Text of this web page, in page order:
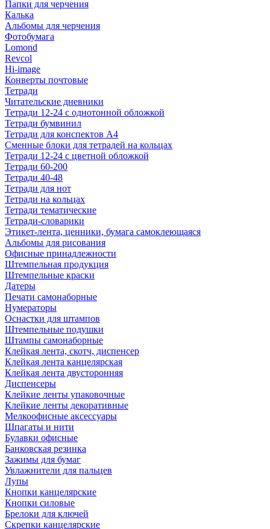
Папки для черчения
Калька
Альбомы для черчения
Фотобумага
Lomond
Revcol
Hi-image
Конверты почтовые
Тетради
Читательские дневники
Тетради 12-24 с однотонной обложкой
Тетради бумвинил
Тетради для конспектов А4
Сменные блоки для тетрадей на кольцах
Тетради 12-24 с цветной обложкой
Тетради 60-200
Тетради 40-48
Тетради для нот
Тетради на кольцах
Тетради тематические
Тетради-словарики
Этикет-лента, ценники, бумага самоклеющаяся
Альбомы для рисования
Офисные принадлежности
Штемпельная продукция
Штемпельные краски
Датеры
Печати самонаборные
Нумераторы
Оснастки для штампов
Штемпельные подушки
Штампы самонаборные
Клейкая лента, скотч, диспенсер
Клейкая лента канцелярская
Клейкая лента двусторонняя
Диспенсеры
Клейкие ленты упаковочные
Клейкие ленты декоративные
Мелкоофисные аксессуары
Шпагаты и нити
Булавки офисные
Банковская резинка
Зажимы для бумаг
Увлажнители для пальцев
Лупы
Кнопки канцелярские
Кнопки силовые
Брелоки для ключей
Скрепки канцелярские